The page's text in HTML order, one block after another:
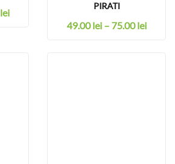
lei
PIRATI
49.00lei – 75.00lei